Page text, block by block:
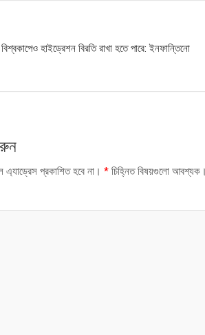
হাইড্রেশন বিরতি রাখা হতে পারে: ইনফান্তিনো
প্রকাশিত হবে না। * চিহ্নিত বিষয়গুলো আবশ্যক।